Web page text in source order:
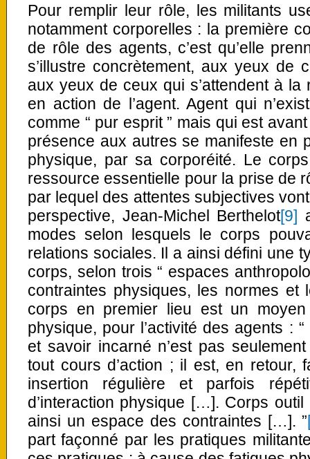
Pour remplir leur rôle, les militants
notamment corporelles : la première
de rôle des agents, c’est qu’elle
s’illustre concrètement, aux yeux de
aux yeux de ceux qui s’attendent à
en action de l’agent. Agent qui
comme “ pur esprit ” mais qui est
présence aux autres se manifeste en
physique, par sa corporéité. Le
ressource essentielle pour la prise de
par lequel des attentes subjectives
perspective, Jean-Michel Berthelot[9]
modes selon lesquels le corps
relations sociales. Il a ainsi défini une
corps, selon trois “ espaces
contraintes physiques, les normes et
corps en premier lieu est un moyen
physique, pour l’activité des agents :
et savoir incarné n’est pas
tout cours d’action ; il est, en retour,
insertion régulière et parfois
d’interaction physique […]. Corps outil
ainsi un espace des contraintes […]. ”
part façonné par les pratiques